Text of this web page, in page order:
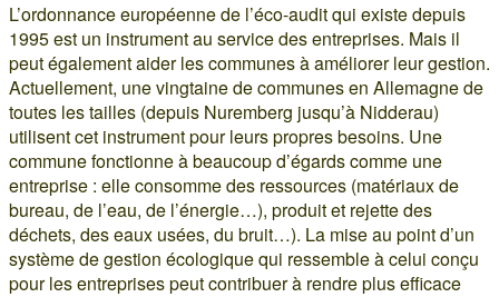
L’ordonnance européenne de l’éco-audit qui existe depuis
1995 est un instrument au service des entreprises. Mais il
peut également aider les communes à améliorer leur gestion.
Actuellement, une vingtaine de communes en Allemagne de
toutes les tailles (depuis Nuremberg jusqu’à Nidderau)
utilisent cet instrument pour leurs propres besoins. Une
commune fonctionne à beaucoup d’égards comme une
entreprise : elle consomme des ressources (matériaux de
bureau, de l’eau, de l’énergie…), produit et rejette des
déchets, des eaux usées, du bruit…). La mise au point d’un
système de gestion écologique qui ressemble à celui conçu
pour les entreprises peut contribuer à rendre plus efficace